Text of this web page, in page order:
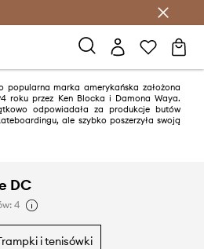
z Answear Club >
popularna marka amerykańska założona
roku przez Ken Blocka i Damona Waya.
odpowiadała za produkcje butów
ale szybko poszerzyła swoją
i entuzjastów. Firma prowadzi również
sportowcami oraz organizuję i
DC
4
trampki i tenisówki